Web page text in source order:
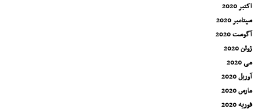
اکتبر 2020
سپتامبر 2020
آگوست 2020
ژوئن 2020
می 2020
آوریل 2020
مارس 2020
فوریه 2020